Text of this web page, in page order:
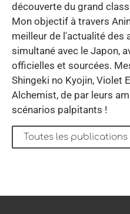
découverte du grand
Mon objectif à travers
meilleur de l'actualité des
simultané avec le Japon,
officielles et sourcées.
Shingeki no Kyojin, Violet
Alchemist, de par leurs
scénarios palpitants !
Toutes les publications